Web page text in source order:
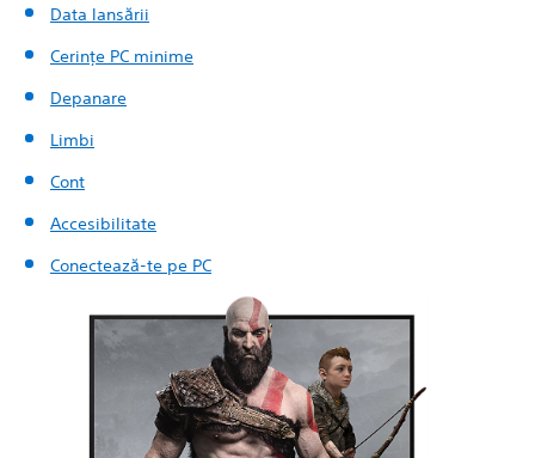
Data lansării
Cerințe PC minime
Depanare
Limbi
Cont
Accesibilitate
Conectează-te pe PC